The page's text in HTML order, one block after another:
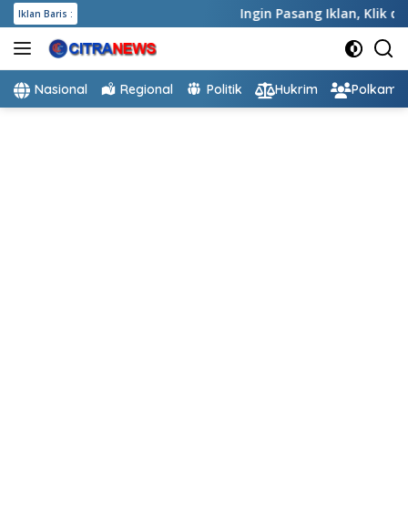
Langsung
ke
konten
Iklan Baris : Ingin Pasang Iklan,Klik disini
Nasional Regional Politik Hukrim Polkam